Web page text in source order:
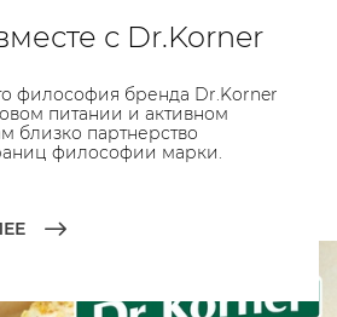
с Dr.Korner
философия бренда Dr.Korner
питании и активном
близко партнерство
философии марки.